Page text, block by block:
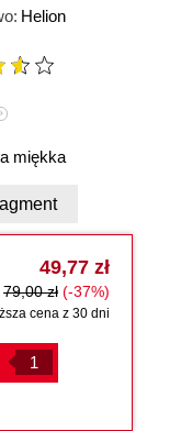
Helion
miękka
49,77 zł
79,00 zł (-37%)
cena z 30 dni